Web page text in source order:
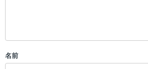
・一度削除された投稿を再び投稿すること
名前